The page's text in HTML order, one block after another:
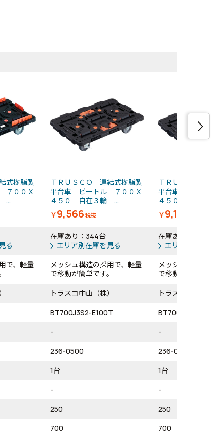
式樹脂製
００Ｘ
...
ＴＲＵＳＣＯ 連結式樹脂製
平台車 ビートル ７００Ｘ
４５０ 自在３輪 ...
￥9,566 税抜
ＴＲＵＳＣＯ 連
平台車 ビートル
４５０ 自在３輪
￥9,120
る
在庫あり：344台
エリア別在庫を見る
在庫あり：360台
エリア別在庫を
で、軽量
メッシュ構造の採用で、軽量
で移動が簡単です。
メッシュ構造の採
で移動が簡単です
トラスコ中山（株）
トラスコ中山（株
BT700J3S2-E100T
BT700J3S2-E100
-
-
236-0500
236-0483
1台
1台
-
-
250
250
700
700